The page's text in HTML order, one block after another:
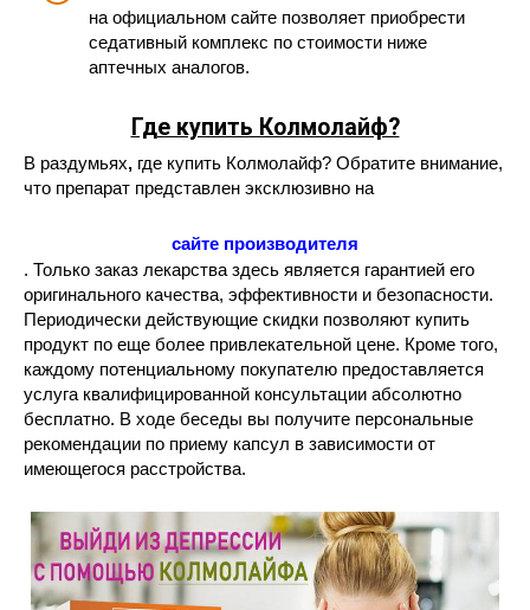
на официальном сайте позволяет приобрести
седативный комплекс по стоимости ниже
аптечных аналогов.
Где купить Колмолайф?
В раздумьях, где купить Колмолайф? Обратите внимание,
что препарат представлен эксклюзивно на
сайте производителя
. Только заказ лекарства здесь является гарантией его
оригинального качества, эффективности и безопасности.
Периодически действующие скидки позволяют купить
продукт по еще более привлекательной цене. Кроме того,
каждому потенциальному покупателю предоставляется
услуга квалифицированной консультации абсолютно
бесплатно. В ходе беседы вы получите персональные
рекомендации по приему капсул в зависимости от
имеющегося расстройства.